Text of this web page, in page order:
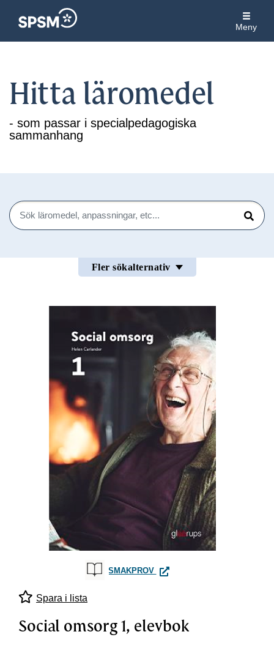
Meny
Hitta läromedel
- som passar i specialpedagogiska
sammanhang
Sök
Sök
Fler sökalternativ
SMAKPROV SOCIAL OMSORG 1, ELEVBOK
Spara i lista
Social omsorg 1, elevbok